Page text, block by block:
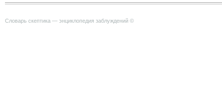
Словарь скептика — энциклопедия заблуждений ©